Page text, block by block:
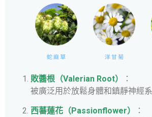
敗醬根（Valerian Root）
：
被廣泛用於放鬆身體和鎮靜神經
西蕃蓮花（Passionflower）
：